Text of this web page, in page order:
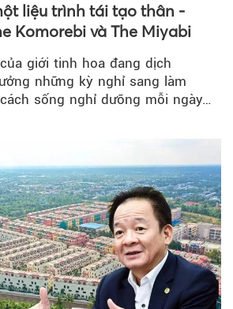
liệu trình tái tạo thân -
Komorebi và The Miyabi
giới tinh hoa đang dịch
những kỳ nghỉ sang làm
sống nghỉ dưỡng mỗi ngày…